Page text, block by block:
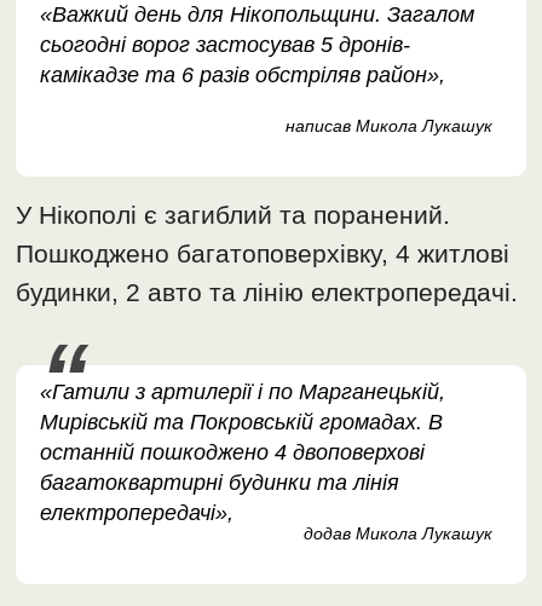
«Важкий день для Нікопольщини. Загалом
сьогодні ворог застосував 5 дронів-
камікадзе та 6 разів обстріляв район»,
написав Микола Лукашук
У Нікополі є загиблий та поранений.
Пошкоджено багатоповерхівку, 4 житлові
будинки, 2 авто та лінію електропередачі.
«Гатили з артилерії і по Марганецькій,
Мирівській та Покровській громадах. В
останній пошкоджено 4 двоповерхові
багатоквартирні будинки та лінія
електропередачі»,
додав Микола Лукашук